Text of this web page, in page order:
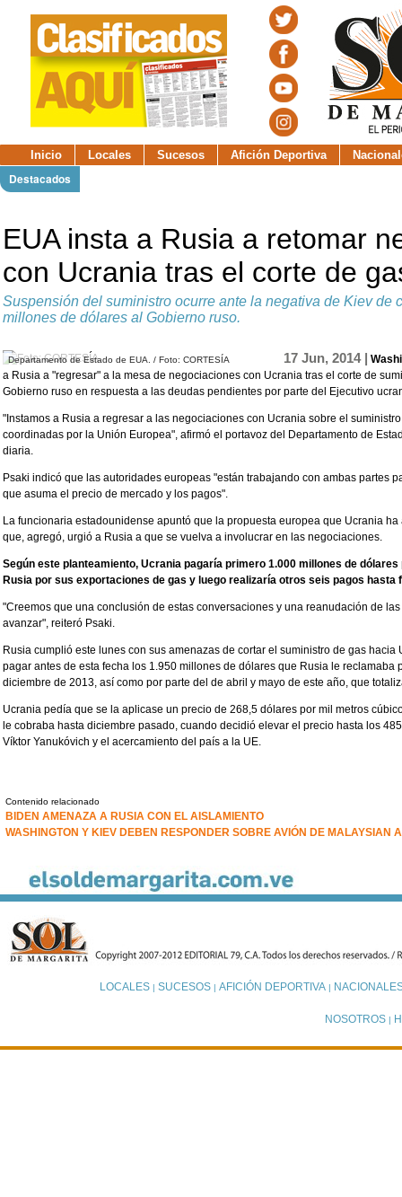
Inicio Locales Sucesos Afición Deportiva
Destacados
EUA insta a Rusia a retomar
con Ucrania tras el corte de
Suspensión del suministro ocurre ante la negativa de Kiev de
millones de dólares al Gobierno ruso.
Departamento de Estado de EUA. / Foto: CORTESÍA 17 Jun, 2014 |
a Rusia a "regresar" a la mesa de negociaciones con Ucrania tras el corte de
Gobierno ruso en respuesta a las deudas pendientes por parte del Ejecutivo
"Instamos a Rusia a regresar a las negociaciones con Ucrania sobre el
coordinadas por la Unión Europea", afirmó el portavoz del Departamento de
diaria.
Psaki indicó que las autoridades europeas "están trabajando con ambas partes
que asuma el precio de mercado y los pagos".
La funcionaria estadounidense apuntó que la propuesta europea que Ucrania
que, agregó, urgió a Rusia a que se vuelva a involucrar en las negociaciones.
Según este planteamiento, Ucrania pagaría primero 1.000 millones de
Rusia por sus exportaciones de gas y luego realizaría otros seis pagos hasta
"Creemos que una conclusión de estas conversaciones y una reanudación de
avanzar", reiteró Psaki.
Rusia cumplió este lunes con sus amenazas de cortar el suministro de gas
pagar antes de esta fecha los 1.950 millones de dólares que Rusia le reclamaba
diciembre de 2013, así como por parte del de abril y mayo de este año, que
Ucrania pedía que se la aplicase un precio de 268,5 dólares por mil metros
le cobraba hasta diciembre pasado, cuando decidió elevar el precio hasta los
Víktor Yanukóvich y el acercamiento del país a la UE.
Contenido relacionado
BIDEN AMENAZA A RUSIA CON EL AISLAMIENTO
WASHINGTON Y KIEV DEBEN RESPONDER SOBRE AVIÓN DE MALAYSIAN
LOCALES| SUCESOS| AFICIÓN DEPORTIVA|
NOSOTROS |